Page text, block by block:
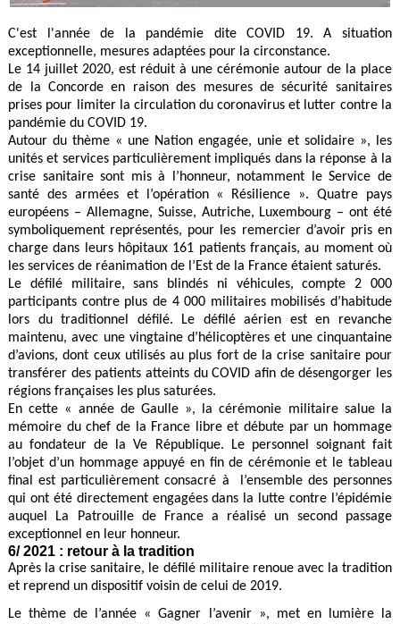
C'est l'année de la pandémie dite COVID 19. A situation
exceptionnelle, mesures adaptées pour la circonstance.
Le 14 juillet 2020, est réduit à une cérémonie autour de la place
de la Concorde en raison des mesures de sécurité sanitaires
prises pour limiter la circulation du coronavirus et lutter contre la
pandémie du COVID 19.
Autour du thème « une Nation engagée, unie et solidaire », les
unités et services particulièrement impliqués dans la réponse à la
crise sanitaire sont mis à l’honneur, notamment le Service de
santé des armées et l’opération « Résilience ». Quatre pays
européens – Allemagne, Suisse, Autriche, Luxembourg – ont été
symboliquement représentés, pour les remercier d’avoir pris en
charge dans leurs hôpitaux 161 patients français, au moment où
les services de réanimation de l’Est de la France étaient saturés.
Le défilé militaire, sans blindés ni véhicules, compte 2 000
participants contre plus de 4 000 militaires mobilisés d’habitude
lors du traditionnel défilé. Le défilé aérien est en revanche
maintenu, avec une vingtaine d’hélicoptères et une cinquantaine
d’avions, dont ceux utilisés au plus fort de la crise sanitaire pour
transférer des patients atteints du COVID afin de désengorger les
régions françaises les plus saturées.
En cette « année de Gaulle », la cérémonie militaire salue la
mémoire du chef de la France libre et débute par un hommage
au fondateur de la Ve République. Le personnel soignant fait
l’objet d’un hommage appuyé en fin de cérémonie et le tableau
final est particulièrement consacré à l’ensemble des personnes
qui ont été directement engagées dans la lutte contre l’épidémie
auquel La Patrouille de France a réalisé un second passage
exceptionnel en leur honneur.
6/ 2021 : retour à la tradition
Après la crise sanitaire, le défilé militaire renoue avec la tradition
et reprend un dispositif voisin de celui de 2019.
Le thème de l’année « Gagner l’avenir », met en lumière la